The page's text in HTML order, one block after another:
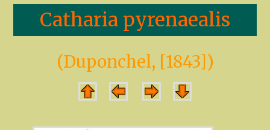
Catharia pyrenaealis
(Duponchel, [1843])